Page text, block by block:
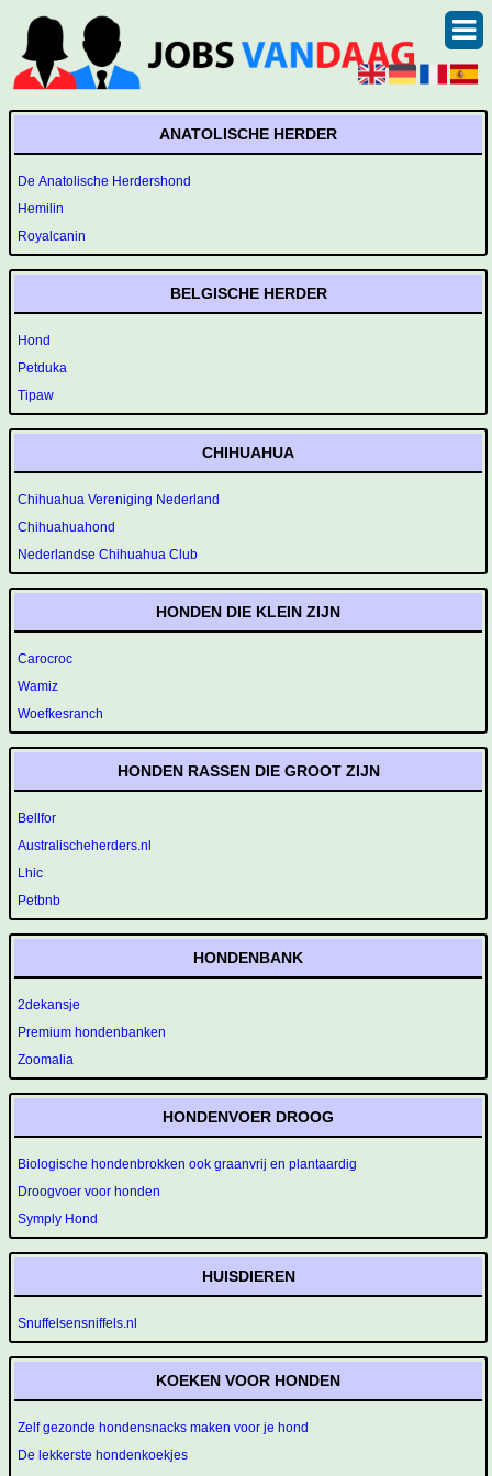
ANATOLISCHE HERDER
De Anatolische Herdershond
Hemilin
Royalcanin
BELGISCHE HERDER
Hond
Petduka
Tipaw
CHIHUAHUA
Chihuahua Vereniging Nederland
Chihuahuahond
Nederlandse Chihuahua Club
HONDEN DIE KLEIN ZIJN
Carocroc
Wamiz
Woefkesranch
HONDEN RASSEN DIE GROOT ZIJN
Bellfor
Australischeherders.nl
Lhic
Petbnb
HONDENBANK
2dekansje
Premium hondenbanken
Zoomalia
HONDENVOER DROOG
Biologische hondenbrokken ook graanvrij en plantaardig
Droogvoer voor honden
Symply Hond
HUISDIEREN
Snuffelsensniffels.nl
KOEKEN VOOR HONDEN
Zelf gezonde hondensnacks maken voor je hond
De lekkerste hondenkoekjes